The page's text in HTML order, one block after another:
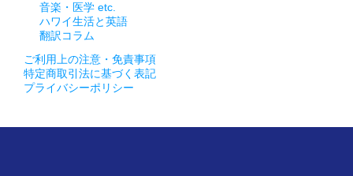
音楽・医学 etc.
ハワイ生活と英語
翻訳コラム
ご利用上の注意・免責事項
特定商取引法に基づく表記
プライバシーポリシー